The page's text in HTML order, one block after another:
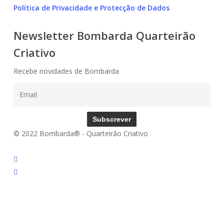
Política de Privacidade e Protecção de Dados
Newsletter Bombarda Quarteirão
Criativo
Recebe novidades de Bombarda
Subscrever
© 2022 Bombarda® - Quarteirão Criativo
instagram
email